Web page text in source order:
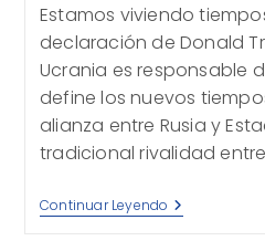
entrada:
Estamos viviendo
declaración de Donald
Ucrania es responsable
define los nuevos
alianza entre Rusia y
tradicional rivalidad
Continuar Leyendo La